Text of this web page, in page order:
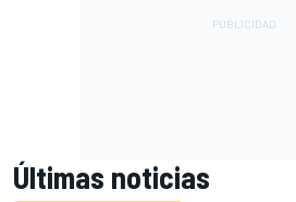
Últimas noticias